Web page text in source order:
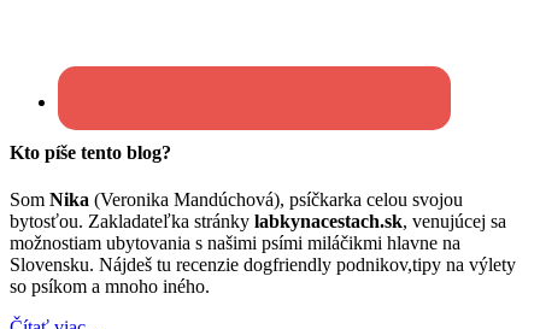
Kto píše tento blog?
Som Nika (Veronika Mandúchová), psíčkarka celou svojou
bytosťou. Zakladateľka stránky labkynacestach.sk, venujúcej sa
možnostiam ubytovania s našimi psími miláčikmi hlavne na
Slovensku. Nájdeš tu recenzie dogfriendly podnikov,tipy na výlety
so psíkom a mnoho iného.